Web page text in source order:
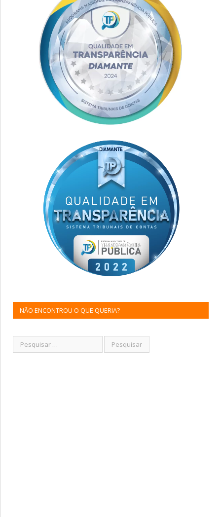
NÃO ENCONTROU O QUE QUERIA?